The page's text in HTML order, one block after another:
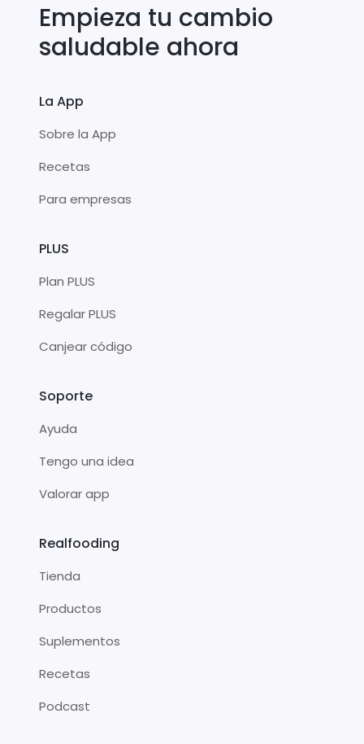
Empieza tu cambio
saludable ahora
La App
Sobre la App
Recetas
Para empresas
PLUS
Plan PLUS
Regalar PLUS
Canjear código
Soporte
Ayuda
Tengo una idea
Valorar app
Realfooding
Tienda
Productos
Suplementos
Recetas
Podcast